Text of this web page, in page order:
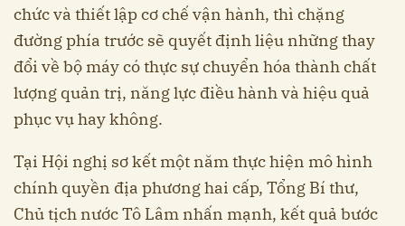
chức và thiết lập cơ chế vận hành, thì chặng
đường phía trước sẽ quyết định liệu những thay
đổi về bộ máy có thực sự chuyển hóa thành chất
lượng quản trị, năng lực điều hành và hiệu quả
phục vụ hay không.
Tại Hội nghị sơ kết một năm thực hiện mô hình
chính quyền địa phương hai cấp, Tổng Bí thư,
Chủ tịch nước Tô Lâm nhấn mạnh, kết quả bước